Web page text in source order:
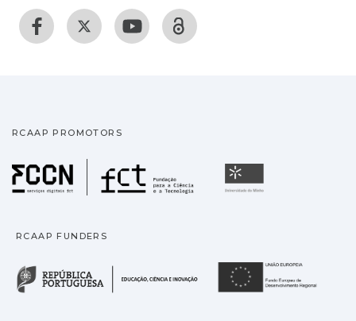
RCAAP PROMOTORS
Fundação para a
RCAAP FUNDERS
República Portuguesa